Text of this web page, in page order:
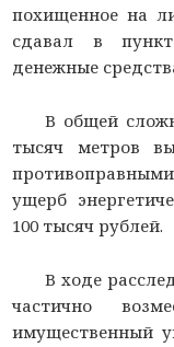
похищенное на
сдавал в
денежные
В общей
тысяч метров
ущерб
100 тысяч рублей.
В ходе
частично
имущественный